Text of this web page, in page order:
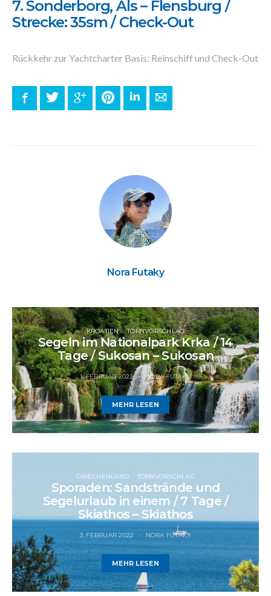
7. Sonderborg, Als – Flensburg /
Strecke: 35sm / Check-Out
Rückkehr zur Yachtcharter Basis: Reinschiff und Check-Out
FacebookTwitter Google+ PinterestLinkedInE-mail
Nora Futaky
KROATIEN TÖRNVORSCHLAG
Segeln im Nationalpark Krka / 14
Tage / Sukosan – Sukosan
1. FEBRUAR 2022 NORA FUTAKY
MEHR LESEN
GRIECHENLAND TÖRNVORSCHLAG
Sporaden: Sandstrände und
Segelurlaub in einem / 7 Tage /
Skiathos – Skiathos
3. FEBRUAR 2022 NORA FUTAKY
MEHR LESEN